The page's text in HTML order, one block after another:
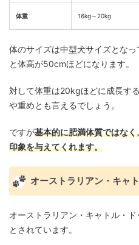
体重 16kg～20kg
体のサイズは中型犬サイズとな
と体高が50cmほどになります。
対して体重は20kgほどに成長す
や重めとも言えるでしょう。
ですが基本的に肥満体質ではな
印象を与えてくれます。
オーストラリアン・キャ
オーストラリアン・キャトル・
とされています。